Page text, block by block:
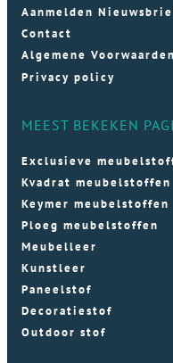
Aanmelden
Contact
Algemene Voorwaarden
Privacy policy
MEEST BEKEKEN
Exclusieve
Kvadrat meubelstoffen
Keymer meubelstoffen
Ploeg meubelstoffen
Meubelleer
Kunstleer
Paneelstof
Decoratiestof
Outdoor stof